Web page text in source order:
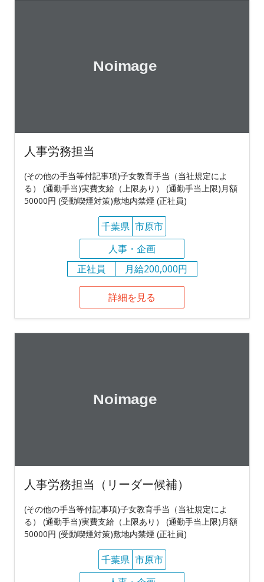
人事労務担当
(その他の手当等付記事項)子女教育手当（当社規定によ
る） (通勤手当)実費支給（上限あり） (通勤手当上限)月額
50000円 (受動喫煙対策)敷地内禁煙 (正社員)
千葉県 市原市
人事・企画
正社員
月給200,000円
詳細を見る
人事労務担当（リーダー候補）
(その他の手当等付記事項)子女教育手当（当社規定によ
る） (通勤手当)実費支給（上限あり） (通勤手当上限)月額
50000円 (受動喫煙対策)敷地内禁煙 (正社員)
千葉県 市原市